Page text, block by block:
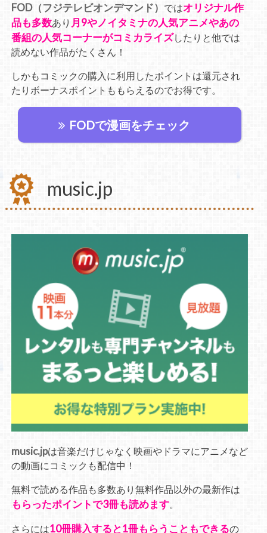
FOD（フジテレビオンデマンド） ではオリジナル作
品も多数あり 月9やノイタミナの人気アニメやあの
番組の人気コーナーがコミカライズしたりと他では
読めない作品がたくさん！
しかもコミックの購入に利用したポイントは還元され
たりボーナスポイントももらえるのでお得です。
FODで漫画をチェック
music.jp
music.jpは音楽だけじゃなく映画やドラマにアニメなど
の動画にコミックも配信中！
無料で読める作品も多数あり無料作品以外の最新作は
もらったポイントで3冊も読めます。
さらには10冊購入すると1冊もらうこともできるの